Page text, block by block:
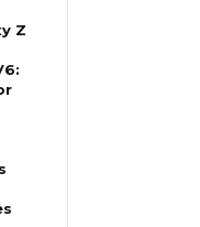
Z